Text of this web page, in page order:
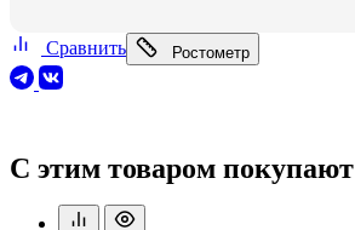
Сравнить Ростометр
С этим товаром покупают